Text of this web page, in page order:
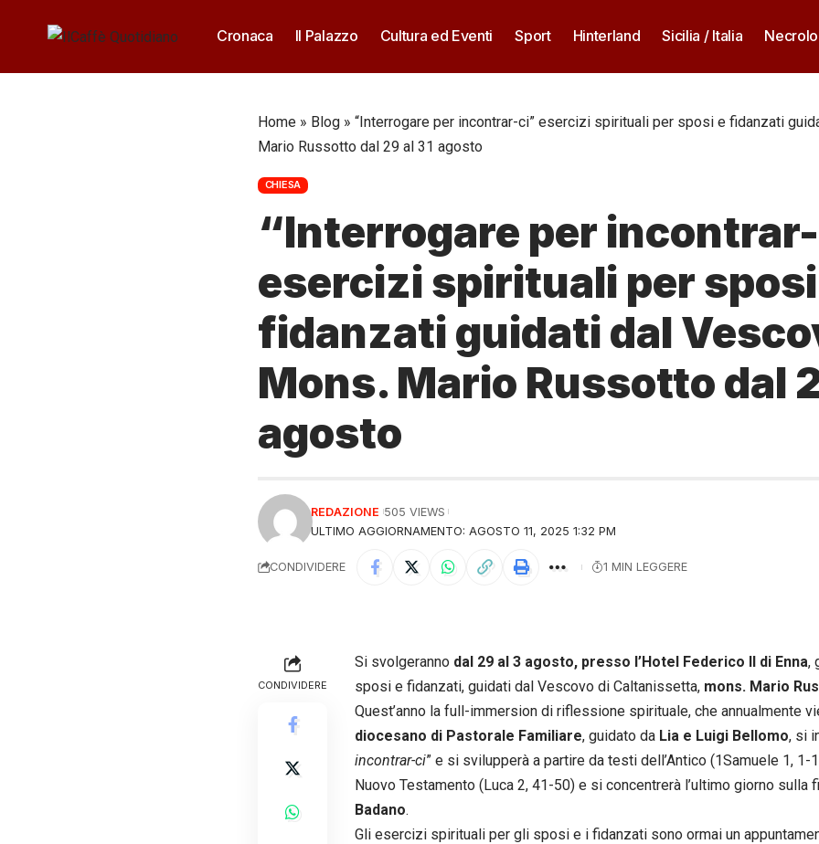
Cronaca Il Palazzo Cultura ed Eventi Sport Hinterland Sicilia / Italia
Home » Blog » “Interrogare per incontrar-ci” esercizi spirituali per sposi e fidanzati
Mario Russotto dal 29 al 31 agosto
CHIESA
“Interrogare per
esercizi spirituali per
fidanzati guidati dal
Mons. Mario Russotto dal
agosto
ULTIMO AGGIORNAMENTO: AGOSTO 11, 2025 1:32 PM
REDAZIONE 505 VIEWS
CONDIVIDERE 1 MIN LEGGERE
CONDIVIDERE
Si svolgeranno dal 29 al 3 agosto, presso l’Hotel Federico II di Enna,
sposi e fidanzati, guidati dal Vescovo di Caltanissetta, mons. Mario
Quest’anno la full-immersion di riflessione spirituale, che annualmente
diocesano di Pastorale Familiare, guidato da Lia e Luigi Bellomo, si
incontrar-ci” e si svilupperà a partire da testi dell’Antico (1Samuele 1,
Nuovo Testamento (Luca 2, 41-50) e si concentrerà l’ultimo giorno sulla
Badano.
Gli esercizi spirituali per gli sposi e i fidanzati sono ormai un